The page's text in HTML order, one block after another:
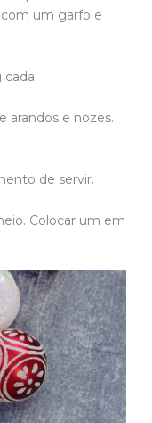
um garfo e
cada.
arandos e nozes.
de servir.
Colocar um em